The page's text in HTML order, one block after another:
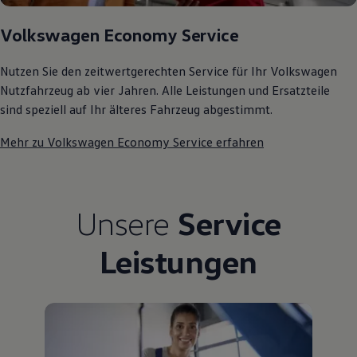
Bulli Magazin
Fahrzeugabholung ab Werk
Volkswagen Economy Service
Nutzen Sie den zeitwertgerechten Service für Ihr Volkswagen
Nutzfahrzeug ab vier Jahren. Alle Leistungen und Ersatzteile
sind speziell auf Ihr älteres Fahrzeug abgestimmt.
Mehr zu Volkswagen Economy Service erfahren
Unsere Service
Leistungen